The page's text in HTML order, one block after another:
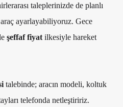
taleplerinizde de planlı
araç ayarlayabiliyoruz. Gece
şeffaf fiyat ilkesiyle hareket
talebinde; aracın modeli, koltuk
telefonda netleştiririz.